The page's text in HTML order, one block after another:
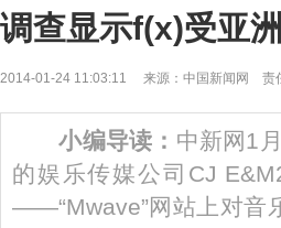
调查显示f(x)受亚
2014-01-24 11:03:11 来源：中国新闻网 责
小编导读： 中新网1
的娱乐传媒公司CJ
——“Mwave”网站上对音